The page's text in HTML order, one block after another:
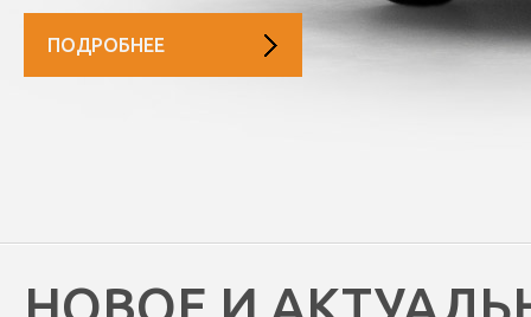
ПОДРОБНЕЕ